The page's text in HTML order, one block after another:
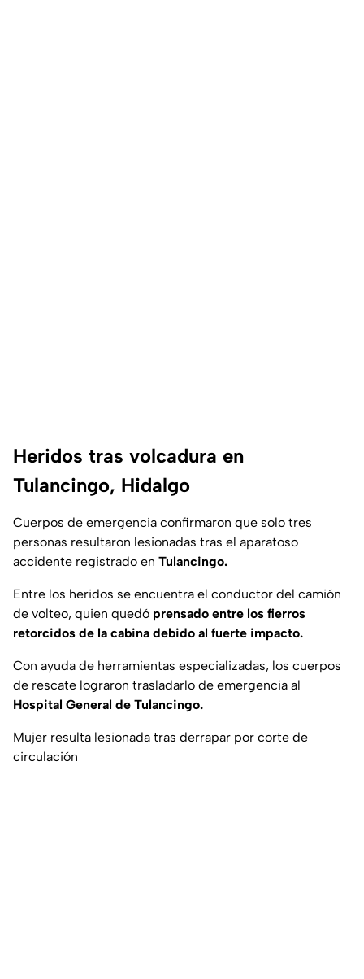
Heridos tras volcadura en
Tulancingo, Hidalgo
Cuerpos de emergencia confirmaron que solo tres
personas resultaron lesionadas tras el aparatoso
accidente registrado en Tulancingo.
Entre los heridos se encuentra el conductor del camión
de volteo, quien quedó prensado entre los fierros
retorcidos de la cabina debido al fuerte impacto.
Con ayuda de herramientas especializadas, los cuerpos
de rescate lograron trasladarlo de emergencia al
Hospital General de Tulancingo.
Mujer resulta lesionada tras derrapar por corte de
circulación